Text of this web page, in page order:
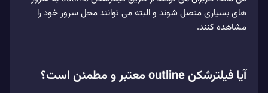
های بسیاری متصل شوند و البته می توانند محل سرور خود را
مشاهده کنند.
آیا فیلترشکن outline معتبر و مطمئن است؟